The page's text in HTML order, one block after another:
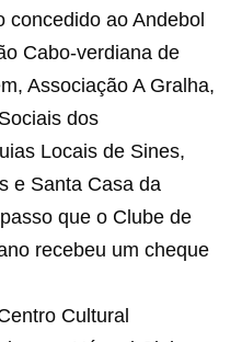
concedido ao Andebol
Cabo-verdiana de
Associação A Gralha,
dos
Locais de Sines,
e Santa Casa da
que o Clube de
recebeu um cheque
Cultural